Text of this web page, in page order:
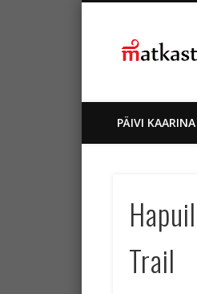
Google+
PÄIVI
Trail